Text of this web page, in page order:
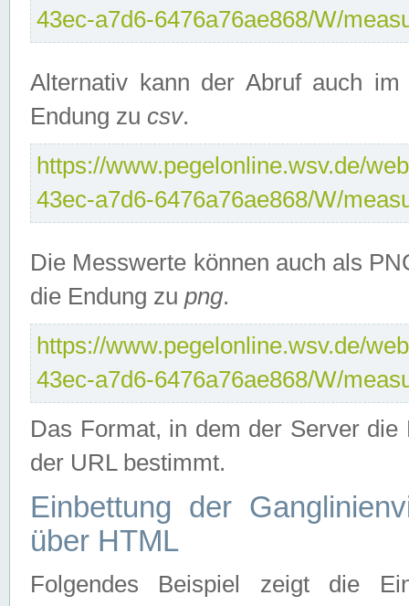
43ec-a7d6-6476a76ae868/W/
Alternativ kann der Abruf auch
Endung zu csv.
https://www.pegelonline.wsv.de/
43ec-a7d6-6476a76ae868/W/
Die Messwerte können auch als
die Endung zu png.
https://www.pegelonline.wsv.de/
43ec-a7d6-6476a76ae868/W/
Das Format, in dem der Server
der URL bestimmt.
Einbettung der
über HTML
Folgendes Beispiel zeigt die